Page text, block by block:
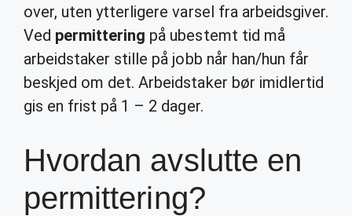
over, uten ytterligere varsel fra arbeidsgiver.
Ved permittering på ubestemt tid må
arbeidstaker stille på jobb når han/hun får
beskjed om det. Arbeidstaker bør imidlertid
gis en frist på 1 – 2 dager.
Hvordan avslutte en
permittering?